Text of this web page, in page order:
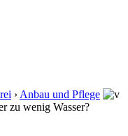
› Anbau und Pflege
zu wenig Wasser?